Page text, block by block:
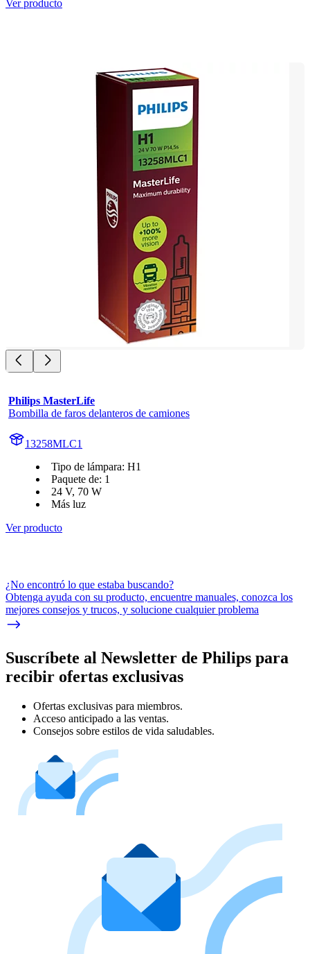
Ver producto
Philips MasterLife
Bombilla de faros delanteros de camiones
13258MLC1
Tipo de lámpara: H1
Paquete de: 1
24 V, 70 W
Más luz
Ver producto
¿No encontró lo que estaba buscando?
Obtenga ayuda con su producto, encuentre manuales, conozca los
mejores consejos y trucos, y solucione cualquier problema
Suscríbete al Newsletter de Philips para
recibir ofertas exclusivas
Ofertas exclusivas para miembros.
Acceso anticipado a las ventas.
Consejos sobre estilos de vida saludables.